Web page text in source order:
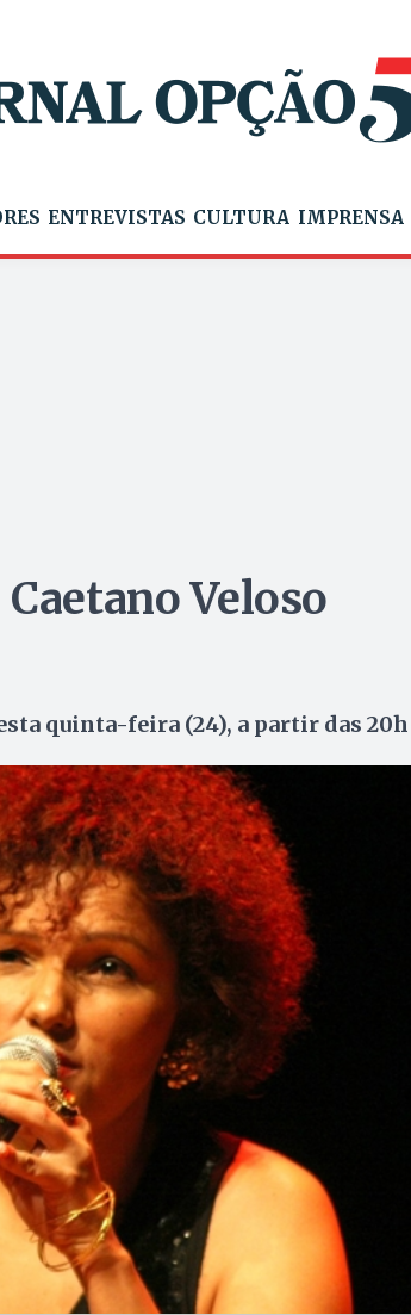
ENTREVISTAS CULTURA IMPRENSA
Veloso
quinta-feira (24), a partir das 20h